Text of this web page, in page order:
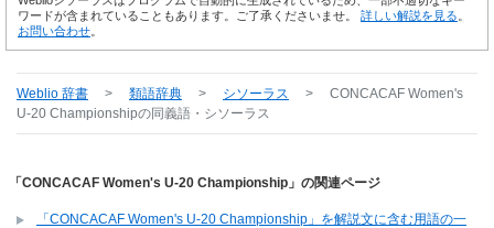
ワードが含まれていることもあります。ご了承くださいませ。 詳しい解説を見る
お問い合わせ
Weblio 辞書 > 類語辞典 > シソーラス >
CONCACAF Women's
U-20 Championshipの同義語・シソーラス
「CONCACAF Women's U-20 Championship」の関連ページ
「CONCACAF Women's U-20 Championship」を解説文に含む用語の一